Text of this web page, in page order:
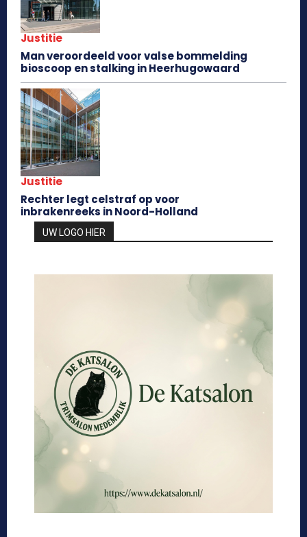
Justitie
Man veroordeeld voor valse bommelding
bioscoop en stalking in Heerhugowaard
Justitie
Rechter legt celstraf op voor
inbrakenreeks in Noord-Holland
UW LOGO HIER